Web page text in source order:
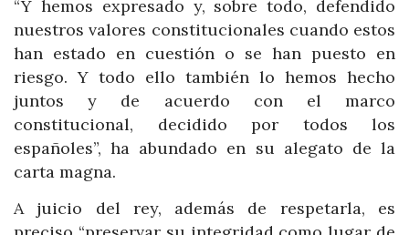
“Y hemos expresado y, sobre todo, defendido
nuestros valores constitucionales cuando estos
han estado en cuestión o se han puesto en
riesgo. Y todo ello también lo hemos hecho
juntos y de acuerdo con el marco
constitucional, decidido por todos los
españoles”, ha abundado en su alegato de la
carta magna.
A juicio del rey, además de respetarla, es